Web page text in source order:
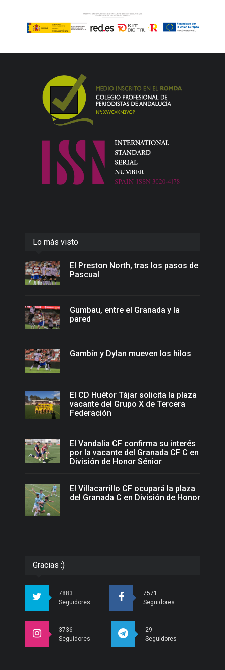
Lo más visto
El Preston North, tras los pasos de
Pascual
Gumbau, entre el Granada y la
pared
Gambín y Dylan mueven los hilos
El CD Huétor Tájar solicita la plaza
vacante del Grupo X de Tercera
Federación
El Vandalia CF confirma su interés
por la vacante del Granada CF C en
División de Honor Sénior
El Villacarrillo CF ocupará la plaza
del Granada C en División de Honor
Gracias :)
7883
Seguidores
7571
Seguidores
3736
Seguidores
29
Seguidores